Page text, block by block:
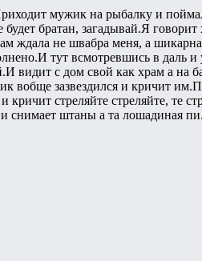
мужик на рыбалку и
братан, загадывай.Я
ждала не швабра меня, а
тут всмотревшись в даль
видит с дом свой как храм а на
вобще зазвездился и кричит
кричит стреляйте стреляйте, те
и снимает штаны а та лошадиная